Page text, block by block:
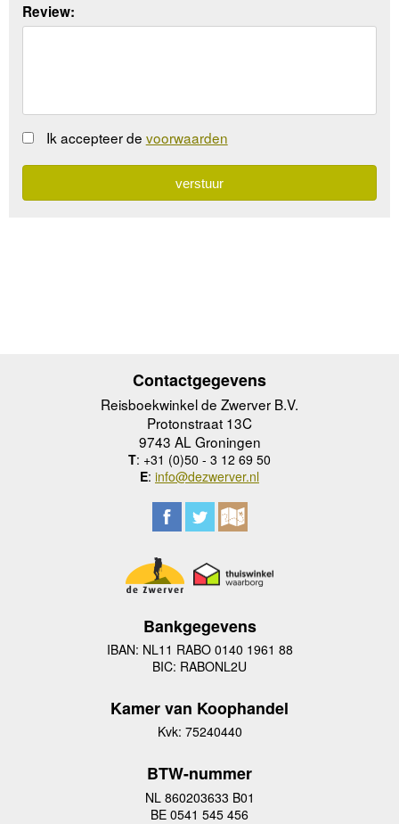
Review:
Ik accepteer de voorwaarden
Contactgegevens
Reisboekwinkel de Zwerver B.V.
Protonstraat 13C
9743 AL Groningen
T: +31 (0)50 - 3 12 69 50
E: info@dezwerver.nl
Bankgegevens
IBAN: NL11 RABO 0140 1961 88
BIC: RABONL2U
Kamer van Koophandel
Kvk: 75240440
BTW-nummer
NL 860203633 B01
BE 0541 545 456